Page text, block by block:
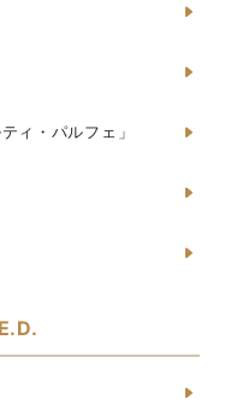
ィ・パルフェ」